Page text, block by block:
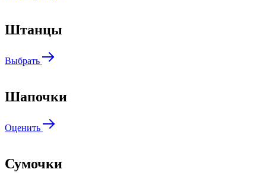
Штанцы
Выбрать
Шапочки
Оценить
Сумочки